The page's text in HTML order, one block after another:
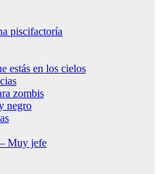
piscifactoría
estás en los cielos
zombis
negro
Muy jefe